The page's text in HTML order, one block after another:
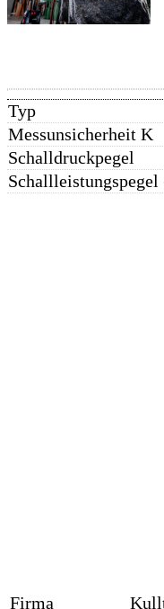
Typ
Messunsicherheit K
Schalldruckpegel
Firma